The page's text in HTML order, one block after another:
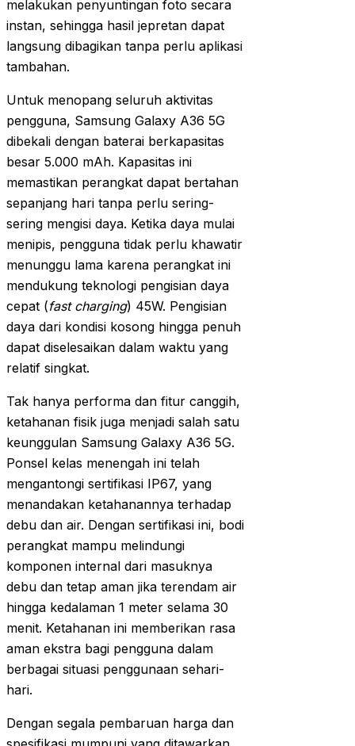
melakukan penyuntingan foto secara
instan, sehingga hasil jepretan dapat
langsung dibagikan tanpa perlu aplikasi
tambahan.
Untuk menopang seluruh aktivitas
pengguna, Samsung Galaxy A36 5G
dibekali dengan baterai berkapasitas
besar 5.000 mAh. Kapasitas ini
memastikan perangkat dapat bertahan
sepanjang hari tanpa perlu sering-
sering mengisi daya. Ketika daya mulai
menipis, pengguna tidak perlu khawatir
menunggu lama karena perangkat ini
mendukung teknologi pengisian daya
cepat (fast charging) 45W. Pengisian
daya dari kondisi kosong hingga penuh
dapat diselesaikan dalam waktu yang
relatif singkat.
Tak hanya performa dan fitur canggih,
ketahanan fisik juga menjadi salah satu
keunggulan Samsung Galaxy A36 5G.
Ponsel kelas menengah ini telah
mengantongi sertifikasi IP67, yang
menandakan ketahanannya terhadap
debu dan air. Dengan sertifikasi ini, bodi
perangkat mampu melindungi
komponen internal dari masuknya
debu dan tetap aman jika terendam air
hingga kedalaman 1 meter selama 30
menit. Ketahanan ini memberikan rasa
aman ekstra bagi pengguna dalam
berbagai situasi penggunaan sehari-
hari.
Dengan segala pembaruan harga dan